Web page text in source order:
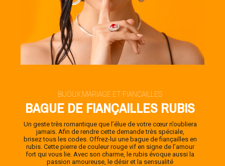
BIJOUX MARIAGE ET FIANCAILLES
BAGUE DE FIANÇAILLES RUBIS
Un geste très romantique que l’élue de votre cœur n’oubliera
jamais. Afin de rendre cette demande très spéciale,
brisez tous les codes. Offrez-lui une bague de fiançailles en
rubis. Cette pierre de couleur rouge vif en signe de l’amour
fort qui vous lie. Avec son charme, le rubis évoque aussi la
passion amoureuse, le désir et la sensualité